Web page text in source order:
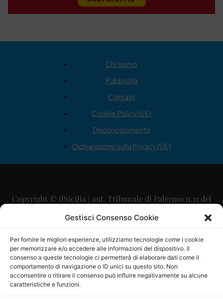
Gestisci Consenso Cookie
Per fornire le migliori esperienze, utilizziamo tecnologie come i cookie
per memorizzare e/o accedere alle informazioni del dispositivo. Il
consenso a queste tecnologie ci permetterà di elaborare dati come il
comportamento di navigazione o ID unici su questo sito. Non
acconsentire o ritirare il consenso può influire negativamente su alcune
caratteristiche e funzioni.
Chi siamo
Pubblicità
Contatti
Cookie Policy (UE)
Disconoscimento
Dichiarazione sulla Privacy (UE)
Copyright © ilSicilia | aut. Tribunale di Palermo n.11 del
29/09/2015
Direttore Editoriale: Maurizio Scaglione
Direttore Responsabile: Maria Calabrese